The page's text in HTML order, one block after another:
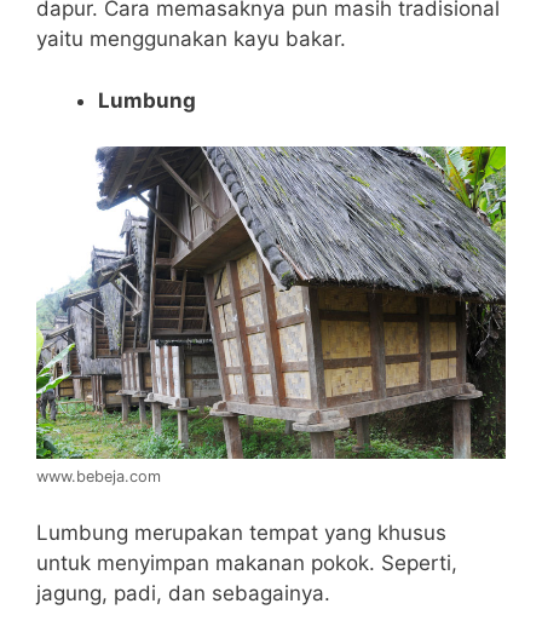
dapur. Cara memasaknya pun masih tradisional
yaitu menggunakan kayu bakar.
Lumbung
www.bebeja.com
Lumbung merupakan tempat yang khusus
untuk menyimpan makanan pokok. Seperti,
jagung, padi, dan sebagainya.